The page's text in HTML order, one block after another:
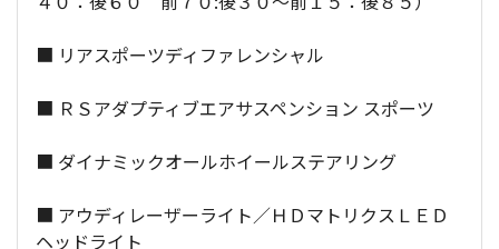
■ リアスポーツディファレンシャル
■ ＲＳアダプティブエアサスペンション スポーツ
■ ダイナミックオールホイールステアリング
■ アウディレーザーライト／ＨＤマトリクスＬＥＤ
ヘッドライト